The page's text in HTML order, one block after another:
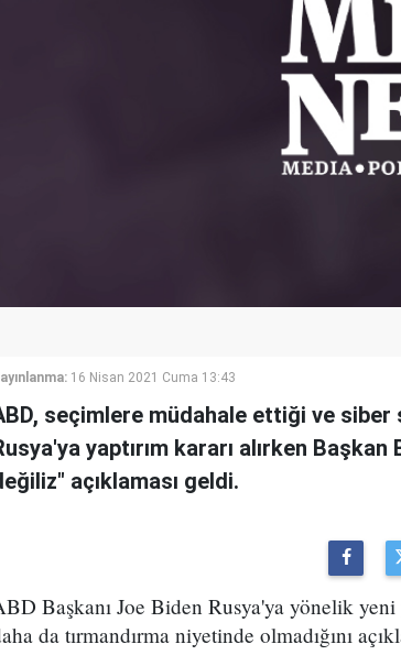
16 Nisan 2021 Cuma 13:43
seçimlere müdahale ettiği ve
yaptırım kararı alırken
açıklaması geldi.
Başkanı Joe Biden Rusya'ya yönelik
da tırmandırma niyetinde olmadığını